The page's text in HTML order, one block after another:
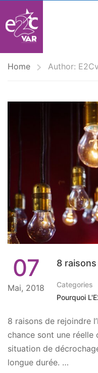
Home Author:
07
Mai, 2018
8 raisons
Categories
Pourquoi
8 raisons de rejoindre
chance sont une
situation de
longue durée. …